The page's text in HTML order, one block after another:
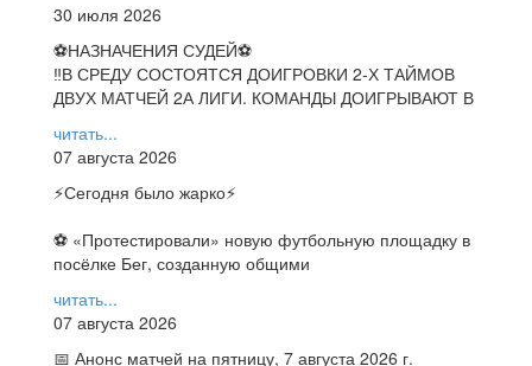
30 июля 2026
⚽НАЗНАЧЕНИЯ СУДЕЙ⚽
‼В СРЕДУ СОСТОЯТСЯ ДОИГРОВКИ 2-Х ТАЙМОВ
ДВУХ МАТЧЕЙ 2А ЛИГИ. КОМАНДЫ ДОИГРЫВАЮТ В
читать...
07 августа 2026
⚡️Сегодня было жарко⚡️
⚽ ️«Протестировали» новую футбольную площадку в
посёлке Бег, созданную общими
читать...
07 августа 2026
📅 Анонс матчей на пятницу, 7 августа 2026 г.